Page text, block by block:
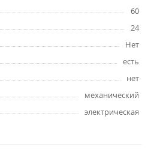
60
24
Нет
есть
нет
механический
электрическая